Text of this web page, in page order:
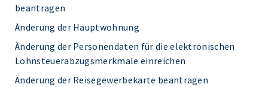
beantragen
Änderung der Hauptwohnung
Änderung der Personendaten für die elektronischen
Lohnsteuerabzugsmerkmale einreichen
Änderung der Reisegewerbekarte beantragen